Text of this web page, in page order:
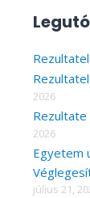
c
h
f
o
r
:
2026
Rezultate
2026
Egyetem
július 21,